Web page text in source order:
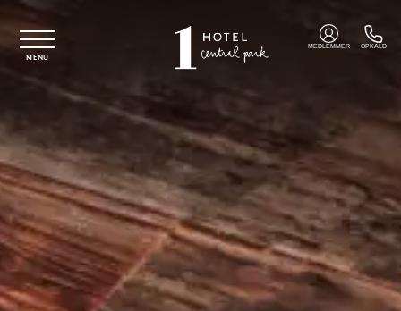
Spring til hovedindhold
MENU
MEDLEMMER OPKALD